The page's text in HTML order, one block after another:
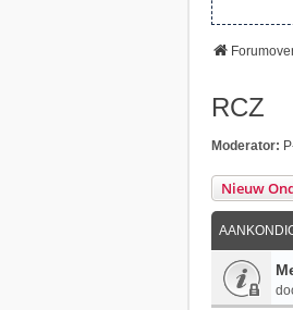
RCZ
Moderator:
Nieuw